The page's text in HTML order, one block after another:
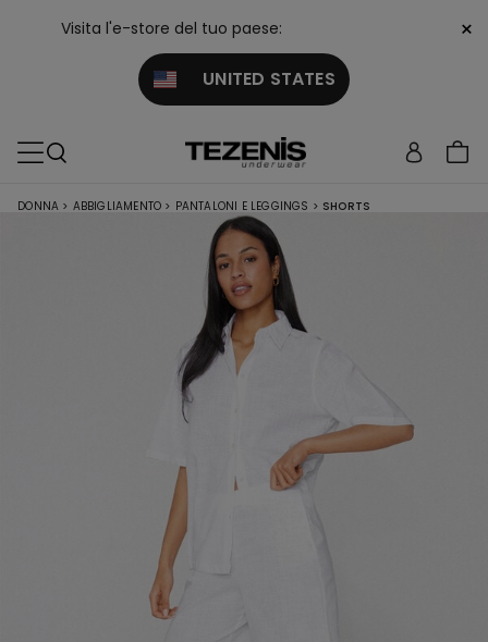
Visita l'e-store del tuo paese:
UNITED STATES
×
DONNA > ABBIGLIAMENTO > PANTALONI E LEGGINGS > SHORTS